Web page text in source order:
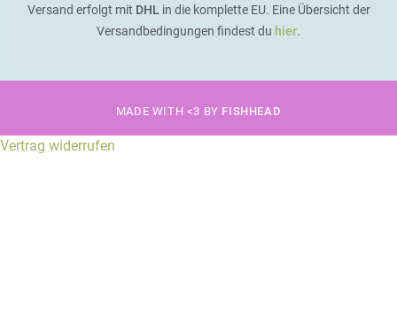
Versand erfolgt mit DHL in die komplette EU. Eine Übersicht der
Versandbedingungen findest du hier.
MADE WITH <3 BY FISHHEAD
Vertrag widerrufen